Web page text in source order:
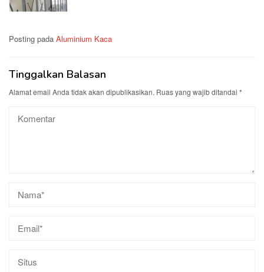
Posting pada Aluminium Kaca
Tinggalkan Balasan
Alamat email Anda tidak akan dipublikasikan. Ruas yang wajib ditandai *